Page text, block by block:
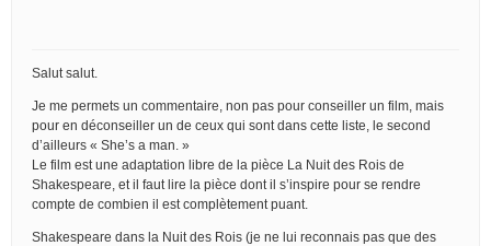
Salut salut.
Je me permets un commentaire, non pas pour conseiller un film, mais
pour en déconseiller un de ceux qui sont dans cette liste, le second
d’ailleurs « She’s a man. »
Le film est une adaptation libre de la pièce La Nuit des Rois de
Shakespeare, et il faut lire la pièce dont il s’inspire pour se rendre
compte de combien il est complètement puant.
Shakespeare dans la Nuit des Rois (je ne lui reconnais pas que des